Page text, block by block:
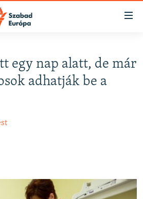
egy nap alatt, de már
adhatják be a